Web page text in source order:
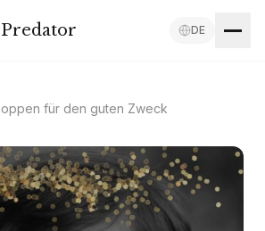
DE
für den guten Zweck